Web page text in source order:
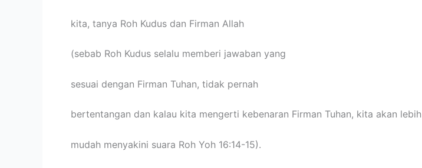
kita, tanya Roh Kudus dan Firman Allah
(sebab Roh Kudus selalu memberi jawaban yang
sesuai dengan Firman Tuhan, tidak pernah
bertentangan dan kalau kita mengerti kebenaran Firman Tuhan, kita akan lebih
mudah menyakini suara Roh Yoh 16:14-15).